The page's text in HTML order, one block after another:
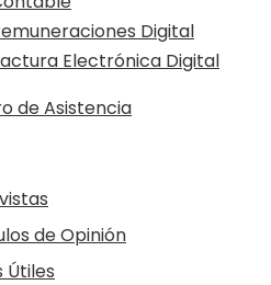
Digital
Electrónica Digital
de Asistencia
de Opinión
Útiles